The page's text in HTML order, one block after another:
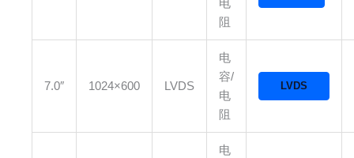
电
阻
7.0″ 1024×600 LVDS
电
容/
电
阻
LVDS
电